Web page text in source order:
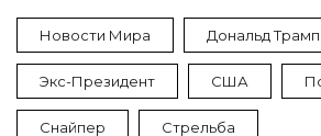
Новости Мира Дональд Трамп
Экс-Президент США
Снайпер Стрельба